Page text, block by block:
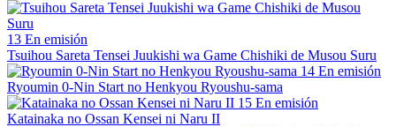
13 En emisión
Tsuihou Sareta Tensei Juukishi wa Game Chishiki de Musou Suru
14 En emisión
Ryoumin 0-Nin Start no Henkyou Ryoushu-sama
15 En emisión
Katainaka no Ossan Kensei ni Naru II